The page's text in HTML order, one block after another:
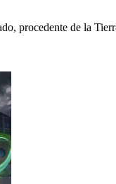
procedente de la